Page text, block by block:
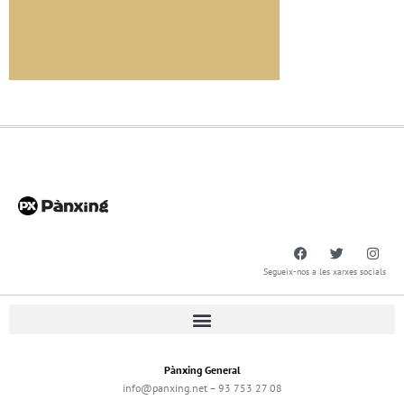
Segueix-nos a les xarxes socials
Pànxing General
info@panxing.net – 93 753 27 08